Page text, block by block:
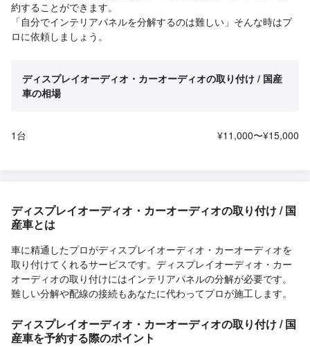
約することができます。
「自分でインテリアパネルを分解するのは難しい」そんな時はプ
ロに依頼しましょう。
ディスプレイオーディオ・カーオーディオの取り付け / 国産
車の相場
1台 ¥11,000〜¥15,000
ディスプレイオーディオ・カーオーディオの取り付け / 国
産車とは
車に精通したプロがディスプレイオーディオ・カーオーディオを
取り付けてくれるサービスです。ディスプレイオーディオ・カー
オーディオの取り付けにはインテリアパネルの分解が必要です。
難しい分解や配線の接続もあなたに代わってプロが施工します。
ディスプレイオーディオ・カーオーディオの取り付け / 国
産車を予約する際のポイント